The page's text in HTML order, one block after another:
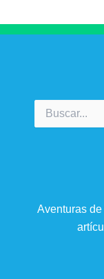
por:
Aventuras